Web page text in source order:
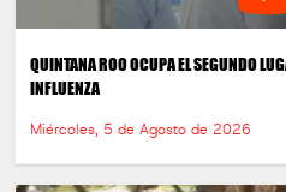
QUINTANA ROO OCUPA EL SEGUNDO
INFLUENZA
Miércoles, 5 de Agosto de 2026